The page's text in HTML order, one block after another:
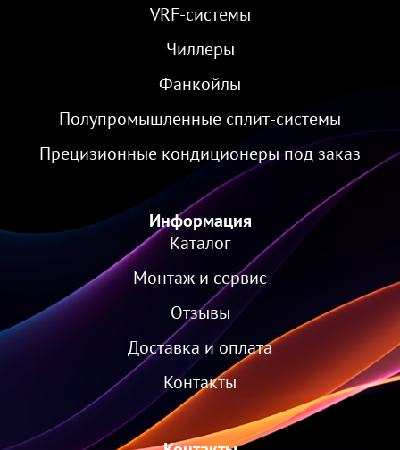
VRF-cистемы
Чиллеры
Фанкойлы
Полупромышленные сплит-системы
Прецизионные кондиционеры под заказ
Информация
Каталог
Монтаж и сервис
Отзывы
Доставка и оплата
Контакты